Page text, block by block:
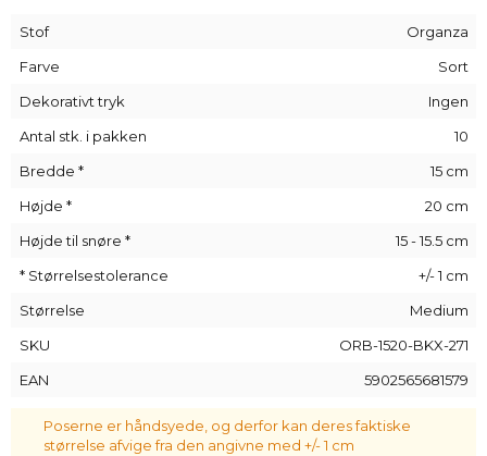
Den er lige så velegnet som emballage til små gaver eller
reklamegadgets, små elektroniske apparater eller smykker -
ubegrænsede!
Stof
Organza
Farve
Sort
Dekorativt tryk
Ingen
Antal stk. i pakken
10
Bredde *
15 cm
Højde *
20 cm
Højde til snøre *
15 - 15.5 cm
* Størrelsestolerance
+/- 1 cm
Størrelse
Medium
SKU
ORB-1520-BKX-271
EAN
5902565681579
Poserne er håndsyede, og derfor kan deres faktiske
størrelse afvige fra den angivne med +/- 1 cm